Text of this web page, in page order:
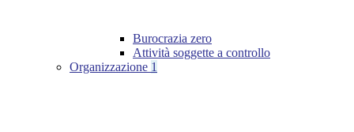
Burocrazia zero
Attività soggette a controllo
Organizzazione 1